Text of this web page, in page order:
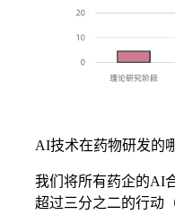
AI技术在药物研发的
我们将所有药企的AI
超过三分之二的行动